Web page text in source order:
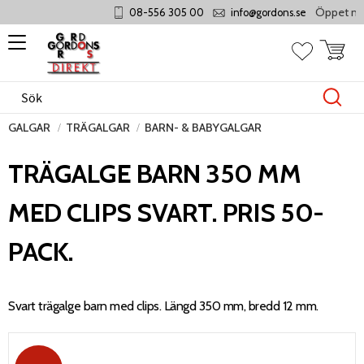
Meny
08-556 305 00 info@gordons.se Öppet
Favoriter
GALGAR TRÄGALGAR BARN- & BABYGALGAR
TRÄGALGE BARN 350 MM
MED CLIPS SVART. PRIS 50-
PACK.
Svart trägalge barn med clips. Längd 350 mm, bredd 12 mm.